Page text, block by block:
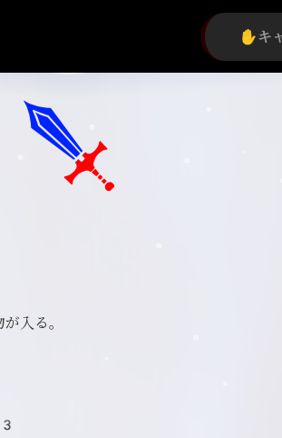
入る。